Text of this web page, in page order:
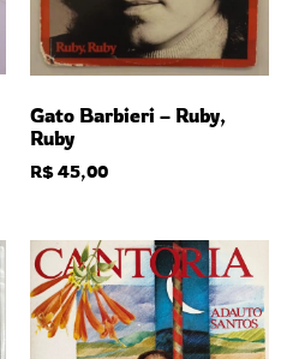
Gato Barbieri – Ruby,
Ruby
R$45,00